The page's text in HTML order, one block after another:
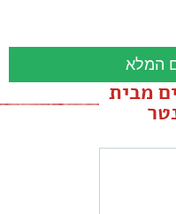
המלא
מבית